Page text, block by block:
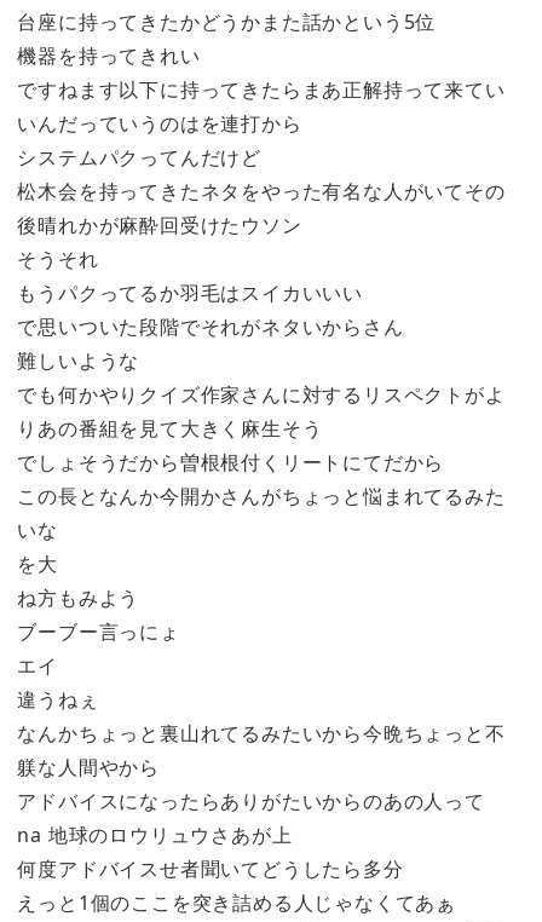
台座に持ってきたかどうかまた話かという5位
機器を持ってきれい
ですねます以下に持ってきたらまあ正解持って来てい
いんだっていうのはを連打から
システムパクってんだけど
松木会を持ってきたネタをやった有名な人がいてその
後晴れかが麻酔回受けたウソン
そうそれ
もうパクってるか羽毛はスイカいいい
で思いついた段階でそれがネタいからさん
難しいような
でも何かやりクイズ作家さんに対するリスペクトがよ
りあの番組を見て大きく麻生そう
でしょそうだから曽根根付くリートにてだから
この長となんか今開かさんがちょっと悩まれてるみた
いな
を大
ね方もみよう
ブーブー言っにょ
エイ
違うねぇ
なんかちょっと裏山れてるみたいから今晩ちょっと不
躾な人間やから
アドバイスになったらありがたいからのあの人って
na 地球のロウリュウさあが上
何度アドバイスせ者聞いてどうしたら多分
えっと1個のここを突き詰める人じゃなくてあぁ